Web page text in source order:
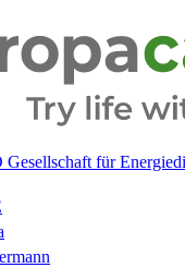
Gesellschaft für